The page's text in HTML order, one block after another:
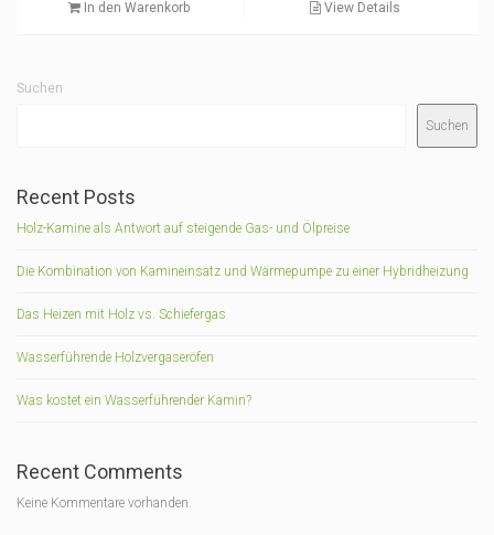
In den Warenkorb View Details
Suchen
Suchen
Recent Posts
Holz-Kamine als Antwort auf steigende Gas- und Ölpreise
Die Kombination von Kamineinsatz und Wärmepumpe zu einer Hybridheizung
Das Heizen mit Holz vs. Schiefergas
Wasserführende Holzvergaseröfen
Was kostet ein Wasserführender Kamin?
Recent Comments
Keine Kommentare vorhanden.